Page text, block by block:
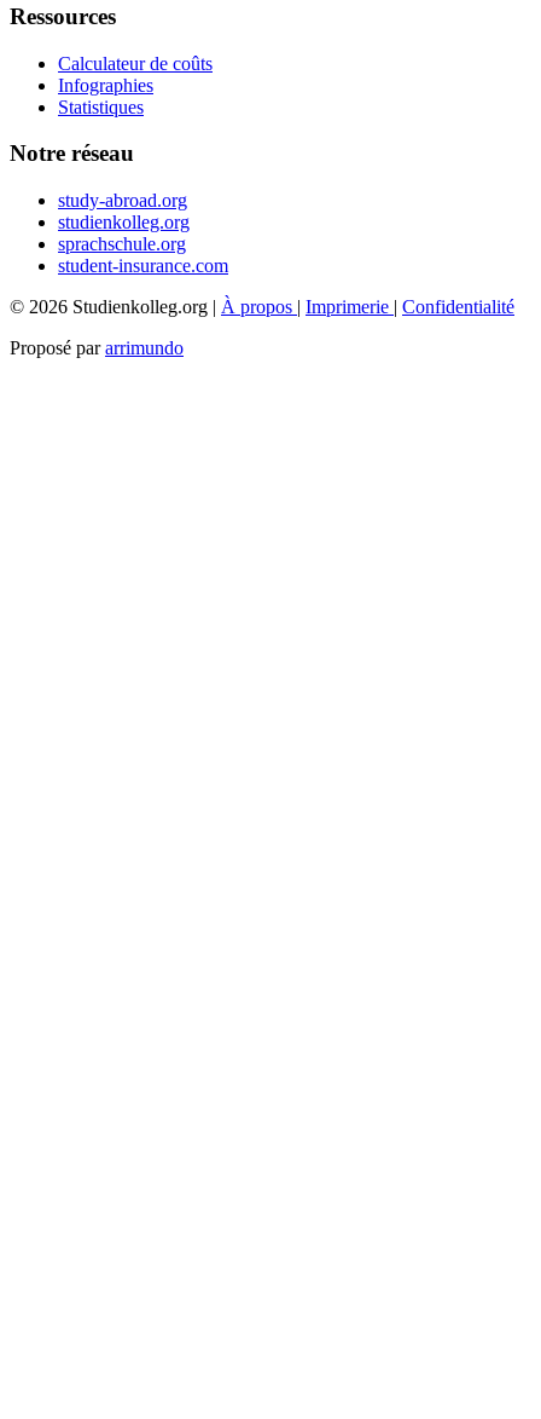
Ressources
Calculateur de coûts
Infographies
Statistiques
Notre réseau
study-abroad.org
studienkolleg.org
sprachschule.org
student-insurance.com
© 2026 Studienkolleg.org | À propos | Imprimerie | Confidentialité
Proposé pararrimundo